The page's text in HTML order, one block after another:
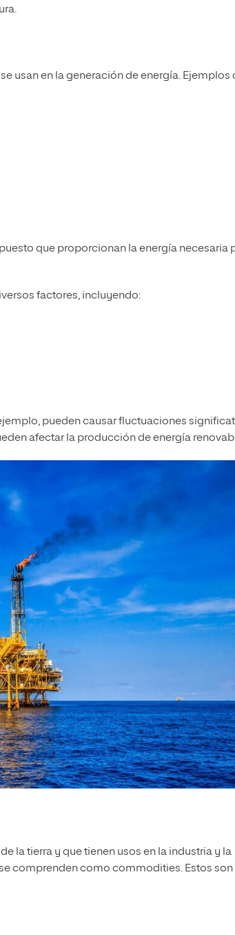
usan en la generación de energía. Ejemplos
que proporcionan la energía necesaria
factores, incluyendo:
pueden causar fluctuaciones
afectar la producción de energía
la tierra y que tienen usos en la industria y la
comprenden como commodities. Estos son